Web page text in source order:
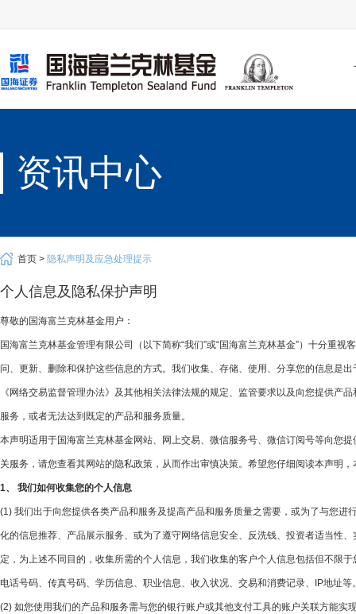
资讯中心
首页 > 隐私声明及应急处理提示
个人信息及隐私保护声明
尊敬的国海富兰克林基金用户：
国海富兰克林基金管理有限公司（以下简称“我们”或“国海富兰克林基金”）十分重
问、更新、删除和保护这些信息的方式。我们收集、存储、使用、分享您的信息是
《网络交易监督管理办法》及其他相关法律法规的规定、监管要求以及向您提供
服务，或者无法达到既定的产品和服务质量。
本声明适用于国海富兰克林基金网站、网上交易、微信服务号、微信订阅号等向您
关服务，请您查看其网站的隐私政策，从而作出审慎决策。希望您仔细阅读本声明
1、 我们如何收集您的个人信息
(1) 我们出于向您提供各类产品和服务及提高产品和服务质量之需要，或为了与您
化的信息推荐、产品展示服务、或为了遵守网络信息安全、反洗钱、投资者适当性
定，为上述不同目的，收集所需的个人信息，我们收集的客户个人信息包括但不限
电话号码、传真号码、学历信息、职业信息、收入状况、交易和消费记录、IP地址
(2) 如您使用我们的产品和服务需与您的银行账户或其他支付工具的账户关联方能